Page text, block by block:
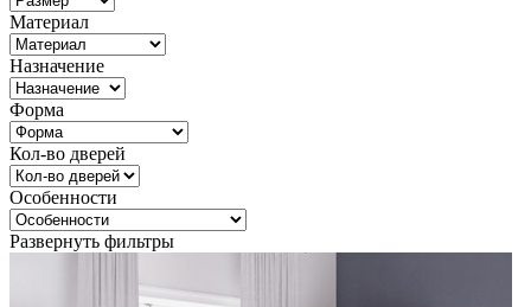
Материал
Назначение
Форма
Кол-во дверей
Особенности
Развернуть фильтры